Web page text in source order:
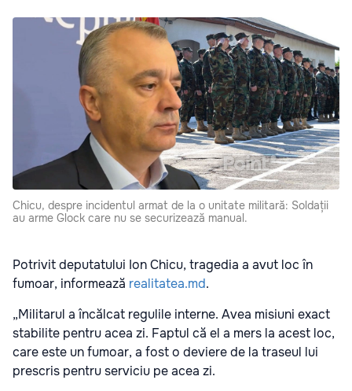
Chicu, despre incidentul armat de la o unitate militară: Soldații
au arme Glock care nu se securizează manual.
Potrivit deputatului Ion Chicu, tragedia a avut loc în
fumoar, informează realitatea.md.
„Militarul a încălcat regulile interne. Avea misiuni exact
stabilite pentru acea zi. Faptul că el a mers la acest loc,
care este un fumoar, a fost o deviere de la traseul lui
prescris pentru serviciu pe acea zi.